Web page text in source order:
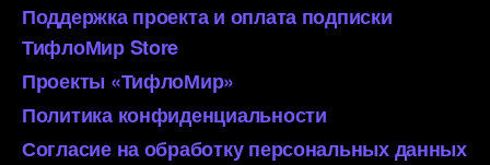
Поддержка проекта и оплата подписки
ТифлоМир Store
Проекты «ТифлоМир»
Политика конфиденциальности
Согласие на обработку персональных данных